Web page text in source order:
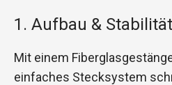
1. Aufbau & Stabilität
Mit einem
einfaches Stecksystem